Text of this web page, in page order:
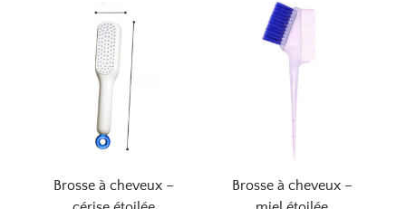
Brosse à cheveux –
Brosse à cheveux –